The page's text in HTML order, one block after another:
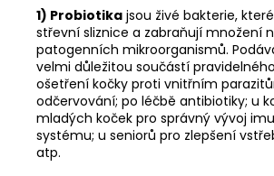
1) Probiotika jsou živé bakterie,
střevní sliznice a zabraňují množení
patogenních mikroorganismů.
velmi důležitou součástí pravidelného
ošetření kočky proti vnitřním
odčervování; po léčbě antibiotiky; u
mladých koček pro správný vývoj
systému; u seniorů pro zlepšení
atp.